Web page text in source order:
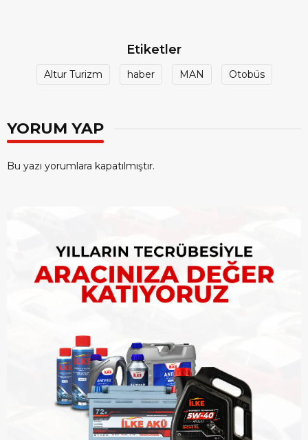
Etiketler
Altur Turizm haber MAN Otobüs
YORUM YAP
Bu yazı yorumlara kapatılmıştır.